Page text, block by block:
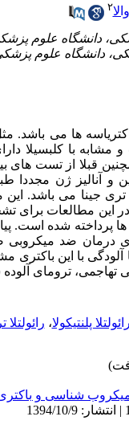
۲
ها می
مشابه با کلبسیلا
قبلا از تست های
و آنالیز ژن مجددا
تری جینا می
در این مطالعات برای
ها پرداخته شده است.
درمان ضد
با این
ترومای
رائولتلا پلنتیکولا، رائولتلا
شناسی و